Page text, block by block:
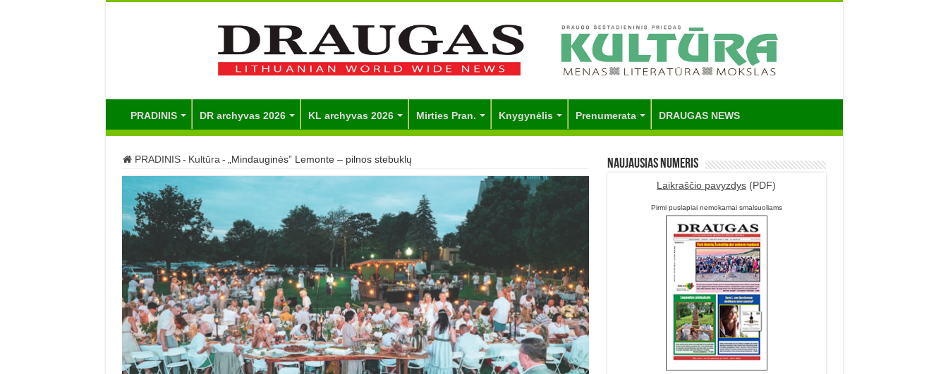
PRADINIS DR archyvas 2026 KL archyvas 2026 Mirties Pran. Knygynėlis Prenumerata DRAUGAS NEWS
PRADINIS - Kultūra - „Mindauginės” Lemonte – pilnos stebuklų Naujausias numeris
Laikraščio pavyzdys (PDF)
Pirmi puslapiai nemokamai smalsuoliams